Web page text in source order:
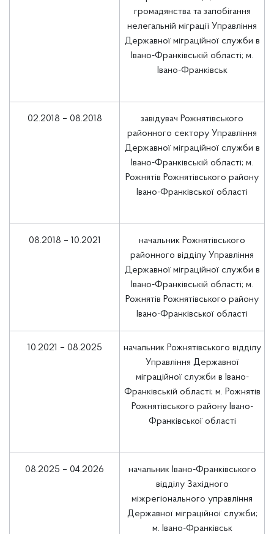
громадянства та запобігання
нелегальній міграції Управління
Державної міграційної служби в
Івано-Франківській області; м.
Івано-Франківськ
02.2018 – 08.2018
завідувач Рожнятівського
районного сектору Управління
Державної міграційної служби в
Івано-Франківській області; м.
Рожнятів Рожнятівського району
Івано-Франківської області
08.2018 – 10.2021
начальник Рожнятівського
районного відділу Управління
Державної міграційної служби в
Івано-Франківській області; м.
Рожнятів Рожнятівського району
Івано-Франківської області
10.2021 – 08.2025
начальник Рожнятівського відділу
Управління Державної
міграційної служби в Івано-
Франківській області; м. Рожнятів
Рожнятівського району Івано-
Франківської області
08.2025 – 04.2026
начальник Івано-Франківського
відділу Західного
міжрегіонального управління
Державної міграційної служби;
м. Івано-Франківськ